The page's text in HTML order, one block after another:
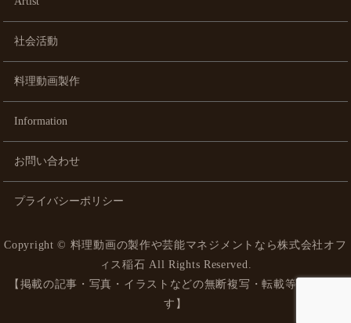
社会活動
料理動画製作
Information
お問い合わせ
プライバシーポリシー
Copyright © 料理動画の製作や芸能マネジメントなら株式会社オフ
ィス稲石 All Rights Reserved.
【掲載の記事・写真・イラストなどの無断複写・転載等を禁じま
す】